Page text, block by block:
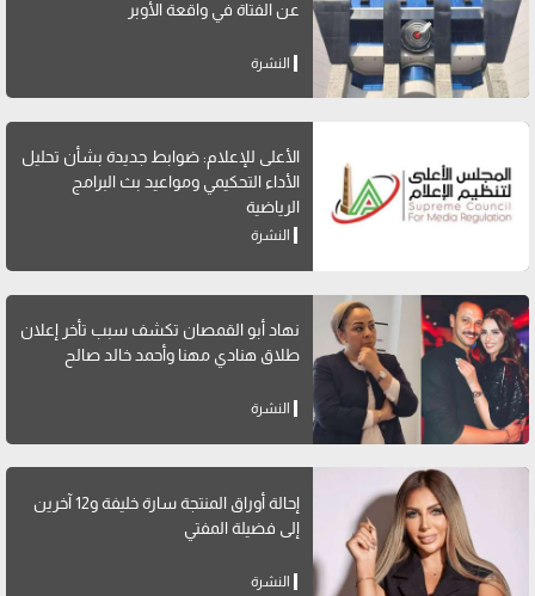
عن الفتاة في واقعة الأوبر
النشرة
الأعلى للإعلام: ضوابط جديدة بشأن تحليل
الأداء التحكيمي ومواعيد بث البرامج
الرياضية
النشرة
نهاد أبو القمصان تكشف سبب تأخر إعلان
طلاق هنادي مهنا وأحمد خالد صالح
النشرة
إحالة أوراق المنتجة سارة خليفة و12 آخرين
إلى فضيلة المفتي
النشرة